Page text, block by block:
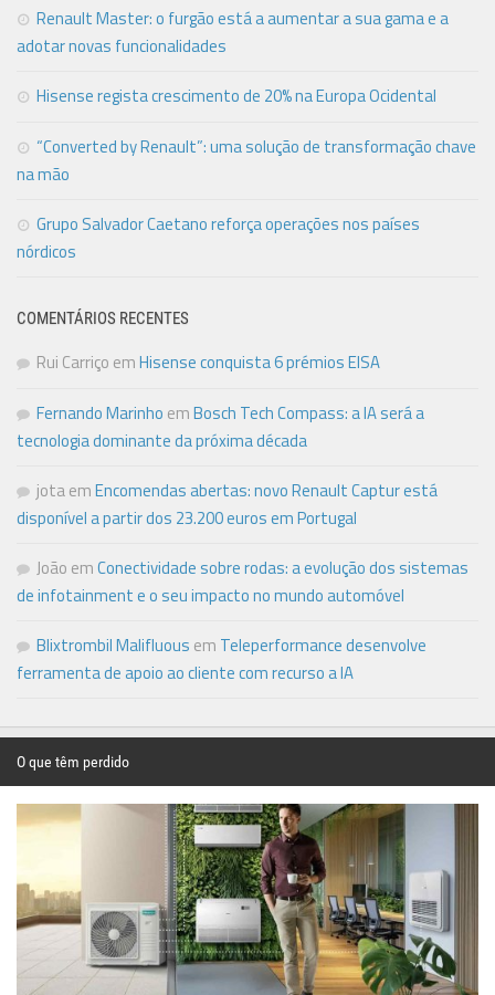
Renault Master: o furgão está a aumentar a sua gama e a
adotar novas funcionalidades
Hisense regista crescimento de 20% na Europa Ocidental
“Converted by Renault”: uma solução de transformação chave
na mão
Grupo Salvador Caetano reforça operações nos países
nórdicos
COMENTÁRIOS RECENTES
Rui Carriço emHisense conquista 6 prémios EISA
Fernando Marinho emBosch Tech Compass: a IA será a
tecnologia dominante da próxima década
jotaemEncomendas abertas: novo Renault Captur está
disponível a partir dos 23.200 euros em Portugal
João emConectividade sobre rodas: a evolução dos sistemas
de infotainment e o seu impacto no mundo automóvel
Blixtrombil Malifluous em Teleperformance desenvolve
ferramenta de apoio ao cliente com recurso a IA
O que têm perdido